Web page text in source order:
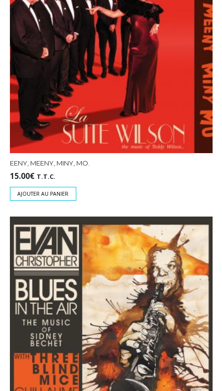
EENY, MEENY, MINY, MO.
15.00€ T.T.C.
AJOUTER AU PANIER